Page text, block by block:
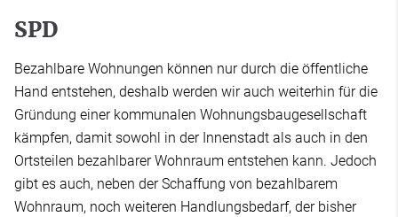
SPD
Bezahlbare Wohnungen können nur durch die öffentliche
Hand entstehen, deshalb werden wir auch weiterhin für die
Gründung einer kommunalen Wohnungsbaugesellschaft
kämpfen, damit sowohl in der Innenstadt als auch in den
Ortsteilen bezahlbarer Wohnraum entstehen kann. Jedoch
gibt es auch, neben der Schaffung von bezahlbarem
Wohnraum, noch weiteren Handlungsbedarf, der bisher